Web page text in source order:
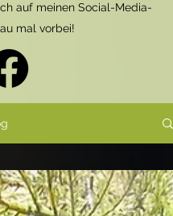
auf meinen Social-Media-
mal vorbei!